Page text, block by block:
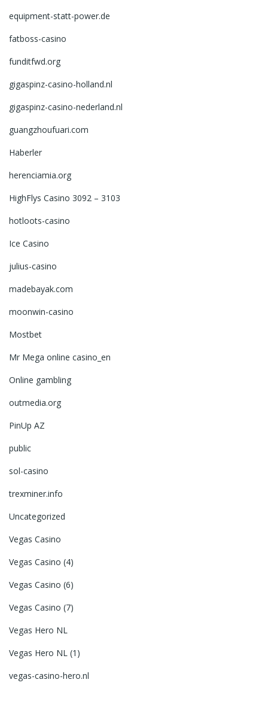
equipment-statt-power.de
fatboss-casino
funditfwd.org
gigaspinz-casino-holland.nl
gigaspinz-casino-nederland.nl
guangzhoufuari.com
Haberler
herenciamia.org
HighFlys Casino 3092 – 3103
hotloots-casino
Ice Casino
julius-casino
madebayak.com
moonwin-casino
Mostbet
Mr Mega online casino_en
Online gambling
outmedia.org
PinUp AZ
public
sol-casino
trexminer.info
Uncategorized
Vegas Casino
Vegas Casino (4)
Vegas Casino (6)
Vegas Casino (7)
Vegas Hero NL
Vegas Hero NL (1)
vegas-casino-hero.nl